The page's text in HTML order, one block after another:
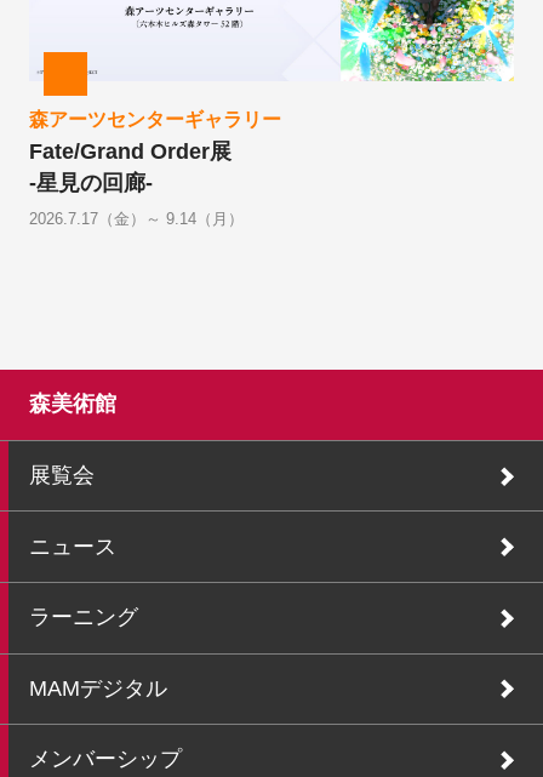
森アーツセンターギャラリー
Fate/Grand Order展
-星見の回廊-
2026.7.17（金）～ 9.14（月）
森美術館
展覧会
ニュース
ラーニング
MAMデジタル
メンバーシップ